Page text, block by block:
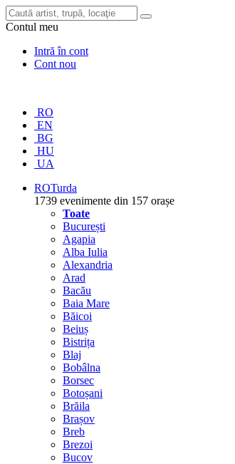
Contul meu
Intră în cont
Cont nou
RO
EN
BG
HU
UA
ROTurda
1739 evenimente din 157 orașe
Toate
București
Agapia
Alba Iulia
Alexandria
Arad
Bacău
Baia Mare
Băicoi
Beiuș
Bistrița
Blaj
Bobâlna
Borsec
Botoșani
Brăila
Brașov
Breb
Brezoi
Bucov